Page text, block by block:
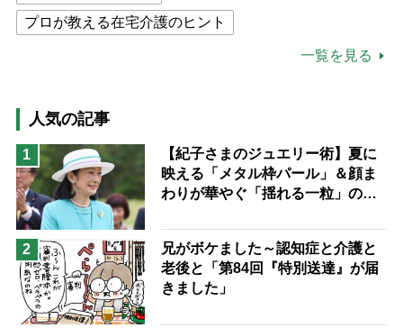
プロが教える在宅介護のヒント
猫が母になつきません
息子の遠距離介護サバイバル術
兄がボケました
便利なサービス
予防法
一覧を見る
人気の記事
1
【紀子さまのジュエリー術】夏に
映える「メタル枠パール」＆顔ま
わりが華やぐ「揺れる一粒」の使
2
兄がボケました～認知症と介護と
老後と「第84回『特別送達』が届
きました」